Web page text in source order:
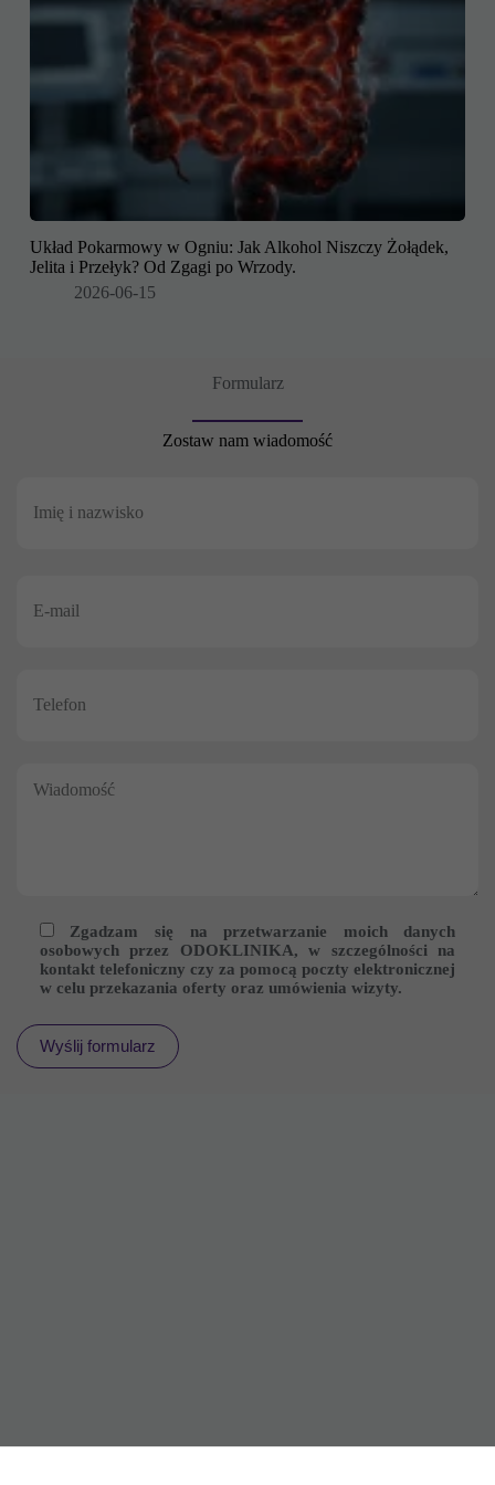
Układ Pokarmowy w Ogniu: Jak Alkohol Niszczy Żołądek,
Jelita i Przełyk? Od Zgagi po Wrzody.
2026-06-15
Formularz
Zostaw nam wiadomość
Zgadzam się na przetwarzanie moich danych
osobowych przez ODOKLINIKA, w szczególności na
kontakt telefoniczny czy za pomocą poczty elektronicznej
w celu przekazania oferty oraz umówienia wizyty.
tego, jak
strona jest
używana.
Marketing
Udostępniając
swoje
zainteresowania i
podczas
odwiedzania naszej
strony, zwiększasz
szansę na